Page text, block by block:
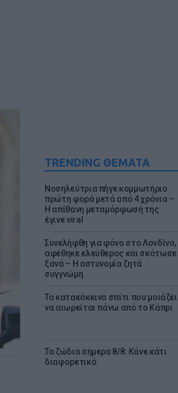
TRENDING ΘΕΜΑΤΑ
Νοσηλεύτρια πήγε κομμωτήριο
πρώτη φορά μετά από 4 χρόνια –
Η απίθανη μεταμόρφωσή της
έγινε viral
Συνελήφθη για φόνο στο Λονδίνο,
αφέθηκε ελεύθερος και σκότωσε
ξανά – Η αστυνομία ζητά
συγγνώμη
Το κατακόκκινο σπίτι που μοιάζει
να αιωρείται πάνω από το Κάπρι
Τα ζώδια σήμερα 8/8: Κάνε κάτι
διαφορετικό